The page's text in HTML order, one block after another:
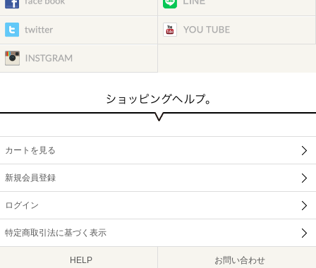
カートを見る
新規会員登録
ログイン
特定商取引法に基づく表示
HELP お問い合わせ